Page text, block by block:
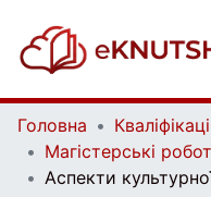
Головна